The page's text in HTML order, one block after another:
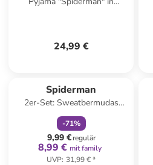
24,99 €
Spiderman
2er-Set: Sweatbermudas
"Spiderman" in Dunkelblau/
Grau
-71%
9,99 €regulär
8,99 € mit family
UVP: 31,99 €*